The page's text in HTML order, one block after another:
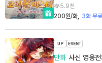
5.9천
200원/화
3화 무료
만화 사신 영웅